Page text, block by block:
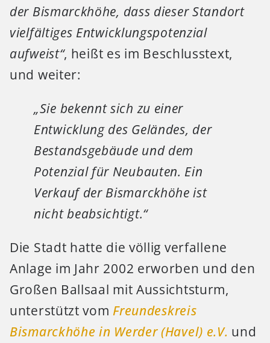
der Bismarckhöhe, dass dieser Standort
vielfältiges Entwicklungspotenzial
aufweist“, heißt es im Beschlusstext,
und weiter:
„Sie bekennt sich zu einer
Entwicklung des Geländes, der
Bestandsgebäude und dem
Potenzial für Neubauten. Ein
Verkauf der Bismarckhöhe ist
nicht beabsichtigt.“
Die Stadt hatte die völlig verfallene
Anlage im Jahr 2002 erworben und den
Großen Ballsaal mit Aussichtsturm,
unterstützt vom Freundeskreis
Bismarckhöhe in Werder (Havel) e.V. und